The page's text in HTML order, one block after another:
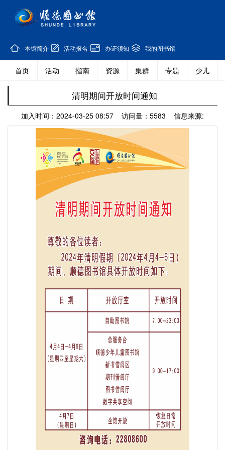
本馆简介 活动报名 办证须知 我的图书馆
首页 活动 指南 资源 集群 专题 少儿
清明期间开放时间通知
加入时间：2024-03-25 08:57 访问量：5583 信息来源: